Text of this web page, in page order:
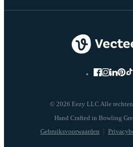
© 2026 Eezy LLC Alle
Gebruiksvoorwaarden